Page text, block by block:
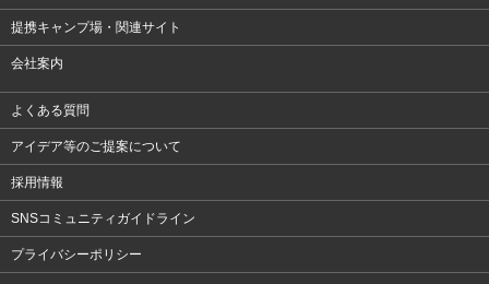
提携キャンプ場・関連サイト
会社案内
よくある質問
アイデア等のご提案について
採用情報
SNSコミュニティガイドライン
プライバシーポリシー